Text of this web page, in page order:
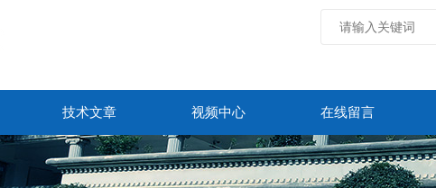
技术文章 视频中心 在线留言